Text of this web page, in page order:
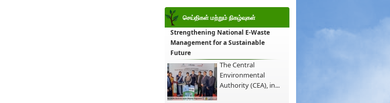
செய்திகள் மற்றும் நிகழ்வுகள்
Strengthening National E-Waste
Management for a Sustainable
Future
The Central
Environmental
Authority (CEA), in...